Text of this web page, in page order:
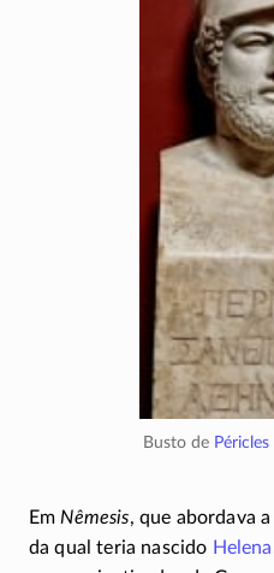
Busto de Péricles
EmNêmesis, que abordava
da qual teria nascido Helena